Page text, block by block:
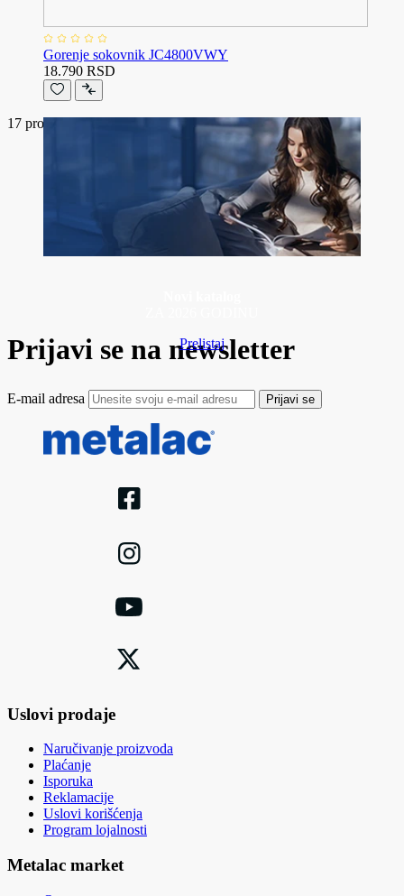
Gorenje sokovnik JC4800VWY
18.790 RSD
17 proizvoda
Prelistaj
Prijavi se na newsletter
E-mail adresa Prijavi se
Uslovi prodaje
Naručivanje proizvoda
Plaćanje
Isporuka
Reklamacije
Uslovi korišćenja
Program lojalnosti
Metalac market